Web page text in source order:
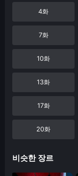
4화
7화
10화
13화
17화
20화
비슷한 장르